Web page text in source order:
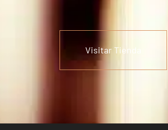
Visitar Tienda